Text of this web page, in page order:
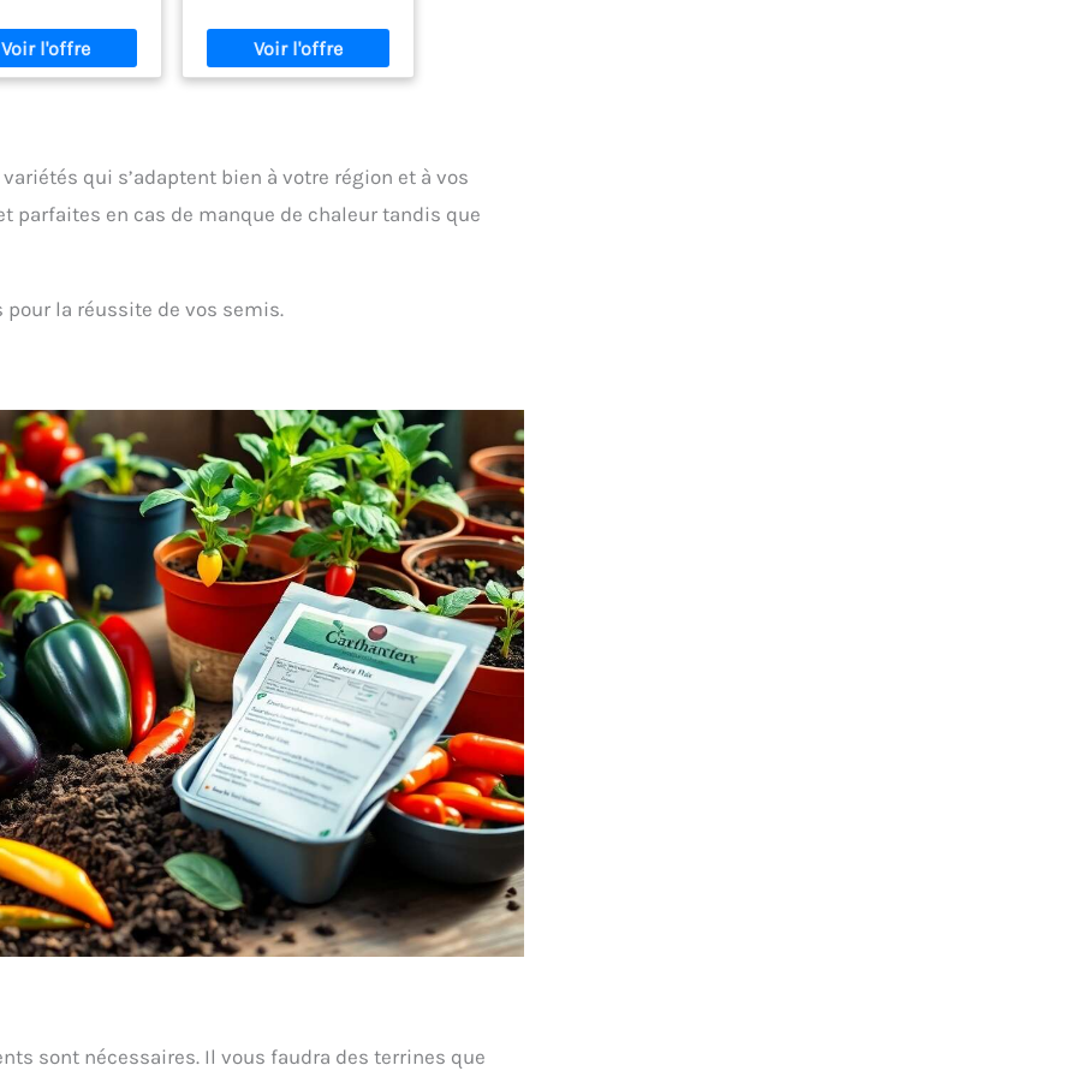
de 20 à 25 cm
le permet.
pousses et ne
que les plus
Appliquez un
récolte.
qui s’adaptent bien à votre région et à vos
parfaites en cas de manque de chaleur tandis que
la réussite de vos semis.
sont nécessaires. Il vous faudra des terrines que